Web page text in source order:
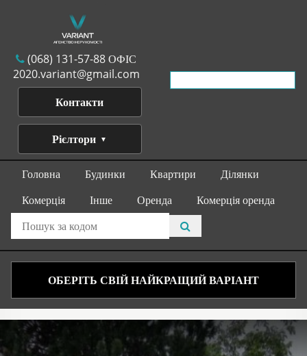
(068) 131-57-88 ОФІС
2020.variant@gmail.com
Контакти
Рієлтори
Головна Будинки Квартири
Ділянки
Комерція
Інше Оренда Комерція оренда
ОБЕРІТЬ СВІЙ НАЙКРАЩИЙ ВАРІАНТ